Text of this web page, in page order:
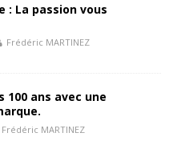
: La passion vous
Frédéric MARTINEZ
ans avec une
Frédéric MARTINEZ